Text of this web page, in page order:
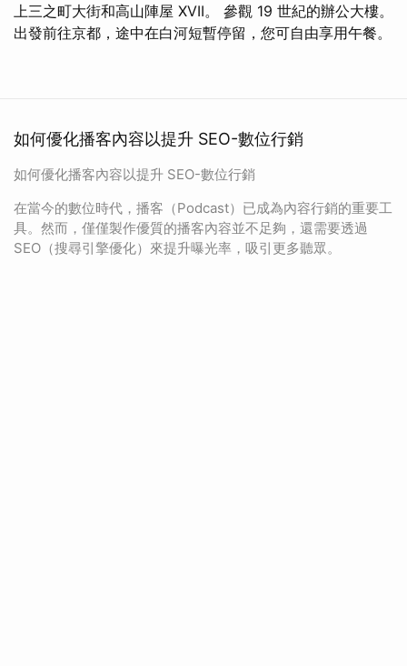
上三之町大街和高山陣屋 XVII。 參觀 19 世紀的辦公大樓。
出發前往京都，途中在白河短暫停留，您可自由享用午餐。
如何優化播客內容以提升 SEO-數位行銷
如何優化播客內容以提升 SEO-數位行銷
在當今的數位時代，播客（Podcast）已成為內容行銷的重要工
具。然而，僅僅製作優質的播客內容並不足夠，還需要透過
SEO（搜尋引擎優化）來提升曝光率，吸引更多聽眾。